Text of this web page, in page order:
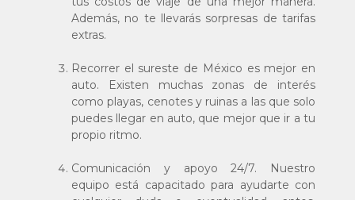
Además, no te llevarás sorpresas de tarifas
extras.
Recorrer el sureste de México es mejor en
auto. Existen muchas zonas de interés
como playas, cenotes y ruinas a las que solo
puedes llegar en auto, que mejor que ir a tu
propio ritmo.
Comunicación y apoyo 24/7. Nuestro
equipo está capacitado para ayudarte con